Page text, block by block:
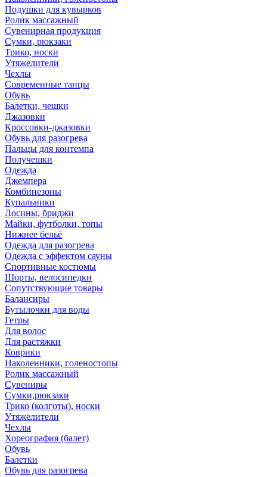
Подушки для кувырков
Ролик массажный
Сувенирная продукция
Сумки, рюкзаки
Трико, носки
Утяжелители
Чехлы
Современные танцы
Обувь
Балетки, чешки
Джазовки
Кроссовки-джазовки
Обувь для разогрева
Пальцы для контемпа
Получешки
Одежда
Джемпера
Комбинезоны
Купальники
Лосины, бриджи
Майки, футболки, топы
Нижнее бельё
Одежда для разогрева
Одежда с эффектом сауны
Спортивные костюмы
Шорты, велосипедки
Сопутствующие товары
Балансиры
Бутылочки для воды
Гетры
Для волос
Для растяжки
Коврики
Наколенники, голеностопы
Ролик массажный
Сувениры
Сумки,рюкзаки
Трико (колготы), носки
Утяжелители
Чехлы
Хореография (балет)
Обувь
Балетки
Обувь для разогрева